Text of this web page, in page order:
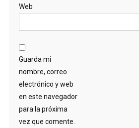
Web
Guarda mi
nombre, correo
electrónico y web
en este navegador
para la próxima
vez que comente.